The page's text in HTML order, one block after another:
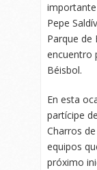
Pepe
Parque de
encuentro
Béisbol.
En esta
partícipe
Charros
equipos
próximo